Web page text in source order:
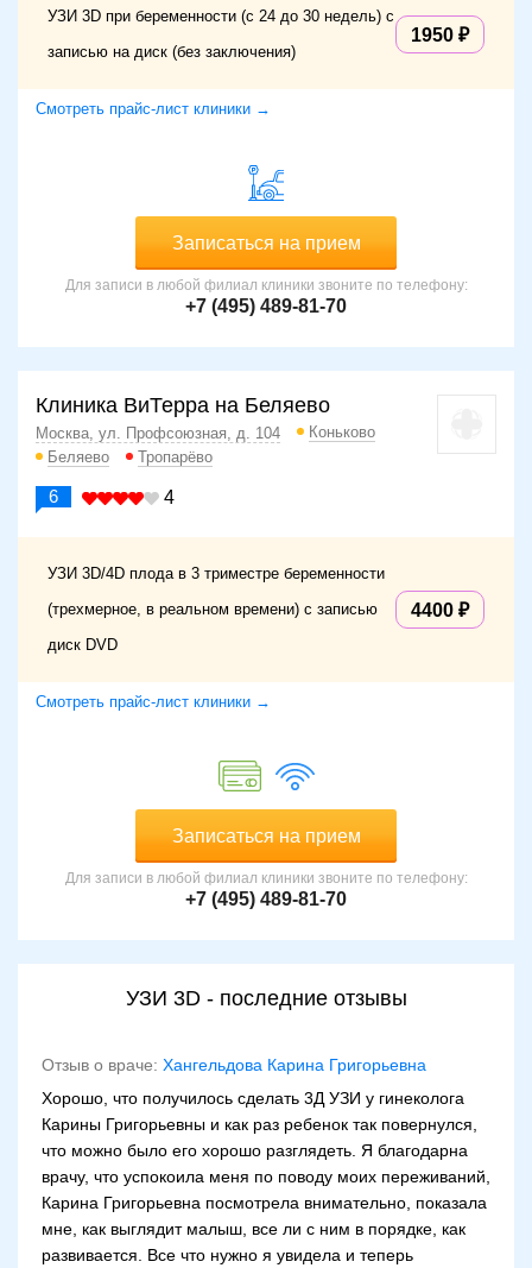
УЗИ 3D при беременности (с 24 до 30 недель) с
записью на диск (без заключения)
1950
Смотреть прайс-лист клиники →
Записаться на прием
Для записи в любой филиал клиники звоните по телефону:
+7 (495) 489-81-70
Клиника ВиТерра на Беляево
Москва, ул. Профсоюзная, д. 104
Коньково
Беляево
Тропарёво
6 4
УЗИ 3D/4D плода в 3 триместре беременности
(трехмерное, в реальном времени) с записью
диск DVD
4400
Смотреть прайс-лист клиники →
Записаться на прием
Для записи в любой филиал клиники звоните по телефону:
+7 (495) 489-81-70
УЗИ 3D - последние отзывы
Отзыв о враче: Хангельдова Карина Григорьевна
Хорошо, что получилось сделать 3Д УЗИ у гинеколога
Карины Григорьевны и как раз ребенок так повернулся,
что можно было его хорошо разглядеть. Я благодарна
врачу, что успокоила меня по поводу моих переживаний,
Карина Григорьевна посмотрела внимательно, показала
мне, как выглядит малыш, все ли с ним в порядке, как
развивается. Все что нужно я увидела и теперь